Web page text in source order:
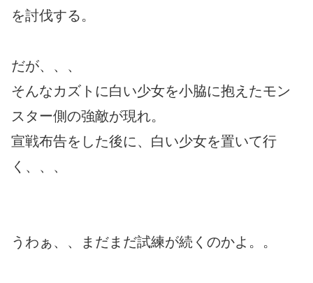
を討伐する。
だが、、、
そんなカズトに白い少女を小脇に抱えたモン
スター側の強敵が現れ。
宣戦布告をした後に、白い少女を置いて行
く、、、
うわぁ、、まだまだ試練が続くのかよ。。